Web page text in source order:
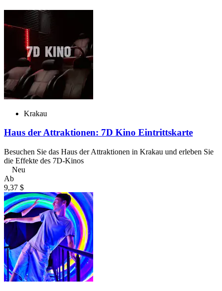
Krakau
Haus der Attraktionen: 7D Kino Eintrittskarte
Besuchen Sie das Haus der Attraktionen in Krakau und erleben Sie
die Effekte des 7D-Kinos
Neu
Ab
9,37 $